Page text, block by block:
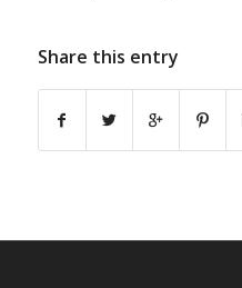
Share this entry